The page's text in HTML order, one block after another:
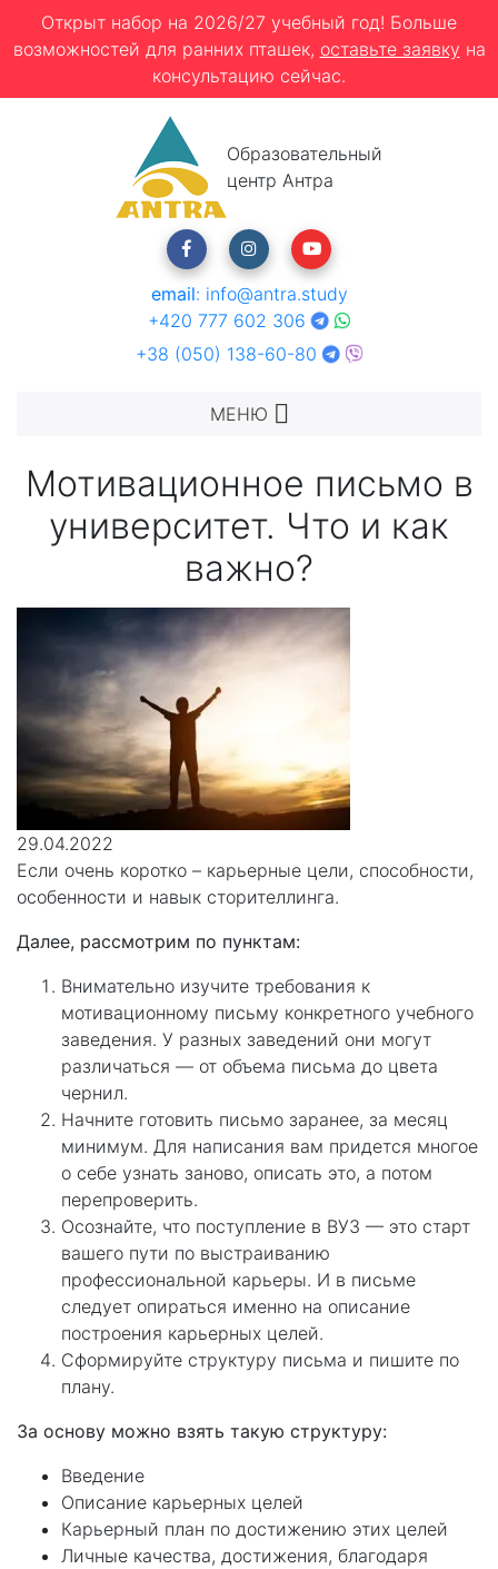
Открыт набор на 2026/27 учебный год! Больше
возможностей для ранних пташек, оставьте заявку на
консультацию сейчас.
Образовательный
центр Антра
email: info@antra.study
+420 777 602 306
+38 (050) 138-60-80
МЕНЮ
Мотивационное письмо в
университет. Что и как
важно?
29.04.2022
Если очень коротко – карьерные цели, способности,
особенности и навык сторителлинга.
Далее, рассмотрим по пунктам:
Внимательно изучите требования к
мотивационному письму конкретного учебного
заведения. У разных заведений они могут
различаться — от объема письма до цвета
чернил.
Начните готовить письмо заранее, за месяц
минимум. Для написания вам придется многое
о себе узнать заново, описать это, а потом
перепроверить.
Осознайте, что поступление в ВУЗ — это старт
вашего пути по выстраиванию
профессиональной карьеры. И в письме
следует опираться именно на описание
построения карьерных целей.
Сформируйте структуру письма и пишите по
плану.
За основу можно взять такую структуру:
Введение
Описание карьерных целей
Карьерный план по достижению этих целей
Личные качества, достижения, благодаря